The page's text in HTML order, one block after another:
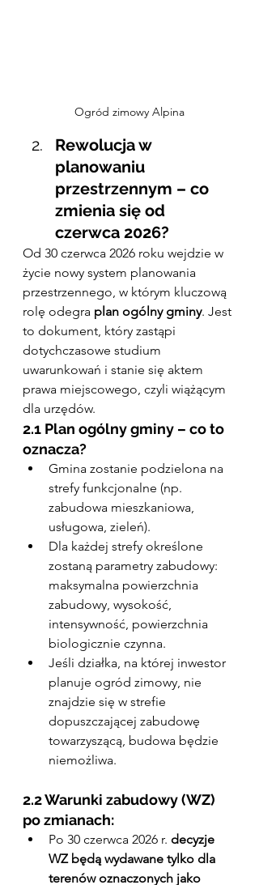
Ogród zimowy Alpina
Rewolucja w
planowaniu
przestrzennym – co
zmienia się od
czerwca 2026?
Od 30 czerwca 2026 roku wejdzie w
życie nowy system planowania
przestrzennego, w którym kluczową
rolę odegra plan ogólny gminy. Jest
to dokument, który zastąpi
dotychczasowe studium
uwarunkowań i stanie się aktem
prawa miejscowego, czyli wiążącym
dla urzędów.
2.1 Plan ogólny gminy – co to
oznacza?
Gmina zostanie podzielona na
strefy funkcjonalne (np.
zabudowa mieszkaniowa,
usługowa, zieleń).
Dla każdej strefy określone
zostaną parametry zabudowy:
maksymalna powierzchnia
zabudowy, wysokość,
intensywność, powierzchnia
biologicznie czynna.
Jeśli działka, na której inwestor
planuje ogród zimowy, nie
znajdzie się w strefie
dopuszczającej zabudowę
towarzyszącą, budowa będzie
niemożliwa.
2.2 Warunki zabudowy (WZ)
po zmianach:
Po 30 czerwca 2026 r. decyzje
WZ będą wydawane tylko dla
terenów oznaczonych jako